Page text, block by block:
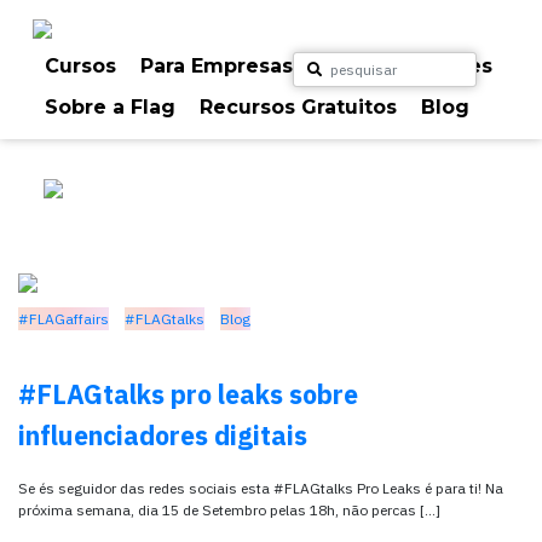
Cursos Para Empresas
Para Particulares
Sobre a Flag
Recursos Gratuitos Blog
#FLAGtalks
#FLAGaffairs #FLAGtalks Blog
#FLAGtalks pro leaks sobre
influenciadores digitais
Se és seguidor das redes sociais esta #FLAGtalks Pro Leaks é para ti! Na
próxima semana, dia 15 de Setembro pelas 18h, não percas […]